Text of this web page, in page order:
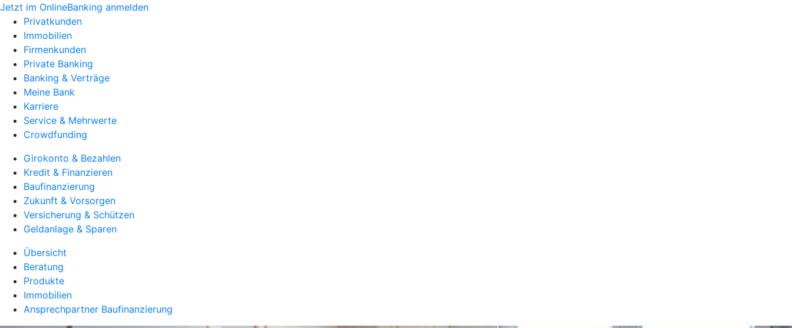
Jetzt im OnlineBanking anmelden
Privatkunden
Immobilien
Firmenkunden
Private Banking
Banking & Verträge
Meine Bank
Karriere
Service & Mehrwerte
Crowdfunding
Girokonto & Bezahlen
Kredit & Finanzieren
Baufinanzierung
Zukunft & Vorsorgen
Versicherung & Schützen
Geldanlage & Sparen
Übersicht
Beratung
Produkte
Immobilien
Ansprechpartner Baufinanzierung